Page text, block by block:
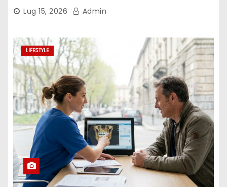
Lug 15, 2026 Admin
LIFESTYLE